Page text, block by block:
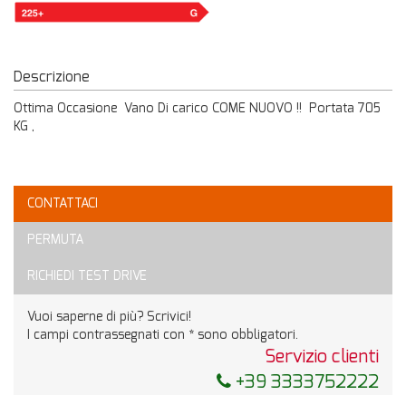
Descrizione
Ottima Occasione Vano Di carico COME NUOVO !! Portata 705
KG ,
CONTATTACI
PERMUTA
RICHIEDI TEST DRIVE
Vuoi saperne di più? Scrivici!
I campi contrassegnati con * sono obbligatori.
Servizio clienti
+39 3333752222